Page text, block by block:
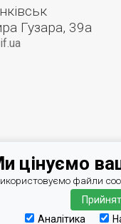
Гузара, 39а
цінуємо
файли
Аналітика